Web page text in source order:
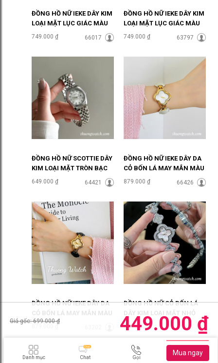
Giá gốc: 699.000 ₫ 449.000 ₫
ĐỒNG HỒ NỮ IEKE DÂY KIM
LOẠI MẶT LỤC GIÁC MÀU
XÁM ĐHĐ48502
749.000 ₫ 66017
ĐỒNG HỒ NỮ IEKE DÂY KIM
LOẠI MẶT LỤC GIÁC MÀU
TRẮNG ĐHĐ48501
749.000 ₫ 63797
ĐỒNG HỒ NỮ SCOTTIE DÂY
KIM LOẠI MẶT TRÒN BẠC
SANG CHẢNH ĐHĐ46905
649.000 ₫ 64421
ĐỒNG HỒ NỮ IEKE DÂY DA
CỎ BỐN LÁ MAY MẮN MÀU
TRẮNG ĐHĐ48702
879.000 ₫ 66426
ĐỒNG HỒ NỮ IEKE DÂY DA
CỎ BỐN LÁ MAY MẮN MÀU
ĐEN ĐHĐ48701
ĐỒNG HỒ NỮ CỎ BỐN LÁ
DÂY KIM LOẠI MẶT NHỎ
MẶT HỒNG ĐHĐ48404
649.000 ₫ 62411
Danh mục Chat Gọi